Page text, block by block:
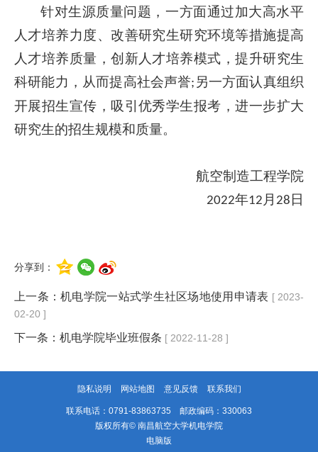
针对生源质量问题，一方面通过加大高水平
人才培养力度、改善研究生研究环境等措施提高
人才培养质量，创新人才培养模式，提升研究生
科研能力，从而提高社会声誉; 另一方面认真组织
开展招生宣传，吸引优秀学生报考，进一步扩大
研究生的招生规模和质量。
航空制造工程学院
2022年12 月 28 日
分享到：
上一条：机电学院一站式学生社区场地使用申请表 [ 2023-
02-20 ]
下一条： 机电学院毕业班假条 [ 2022-11-28 ]
隐私说明 网站地图 意见反馈 联系我们
联系电话：0791-83863735 邮政编码：330063
版权所有© 南昌航空大学机电学院
电脑版